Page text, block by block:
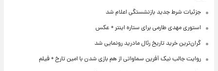
جزئیات شرط جدید بازنشستگی اعلام شد
استوری مهدی طارمی برای ستاره اینتر + عکس
گران‌ترین خرید تاریخ رئال مادرید رونمایی شد
روایت جالب نیک آفرین سماواتی از هم بازی شدن با امین تارخ + فیلم